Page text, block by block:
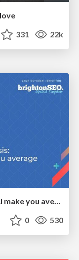
331 22k
The SEO identity crisis: Don't let AI make you average
0 530